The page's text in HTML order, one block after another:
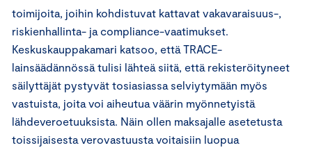
toimijoita, joihin kohdistuvat kattavat vakavaraisuus-,
riskienhallinta- ja compliance-vaatimukset.
Keskuskauppakamari katsoo, että TRACE-
lainsäädännössä tulisi lähteä siitä, että rekisteröityneet
säilyttäjät pystyvät tosiasiassa selviytymään myös
vastuista, joita voi aiheutua väärin myönnetyistä
lähdeveroetuuksista. Näin ollen maksajalle asetetusta
toissijaisesta verovastuusta voitaisiin luopua